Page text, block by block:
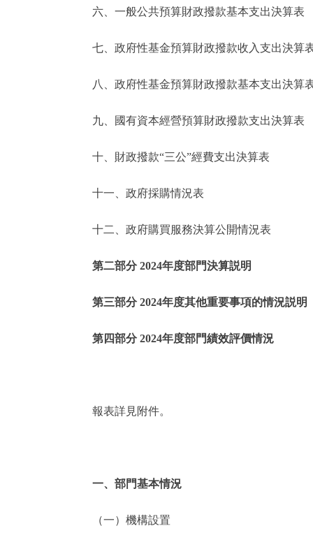
仲介服務
政民互動
12345網上接訴即辦
參與調查
走進北京
北京概況
綠色北京
ENGLISH
六、一般公共預算財政撥款基本支出決算表
七、政府性基金預算財政撥款收入支出決算
八、政府性基金預算財政撥款基本支出決算
九、國有資本經營預算財政撥款支出決算表
十、財政撥款“三公”經費支出決算表
十一、政府採購情況表
十二、政府購買服務決算公開情況表
第二部分 2024年度部門決算説明
第三部分 2024年度其他重要事項的情況説明
第四部分 2024年度部門績效評價情況
報表詳見附件。
一、部門基本情況
（一）機構設置